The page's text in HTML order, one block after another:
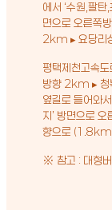
에서 ‘수원,팔
면으로 오른쪽
2km ▸ 요당리
평택제천고속
방향 2km ▸ 청
옆길로 들어와
지’ 방면으로
향으로
※ 참고 : 대형버